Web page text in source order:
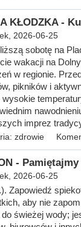
KŁODZKA -
2026-06-25
sobotę na
wakacji na
w regionie.
pikników i
wysokie
imprez
zdrowie
-
2026-06-25
Zapowiedź
aby nie
do świeżej wody;